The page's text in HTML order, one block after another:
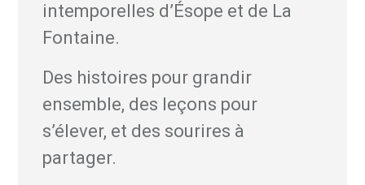
intemporelles d’Ésope et de La
Fontaine.
Des histoires pour grandir
ensemble, des leçons pour
s’élever, et des sourires à
partager.